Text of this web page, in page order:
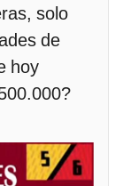
solo
de
hoy